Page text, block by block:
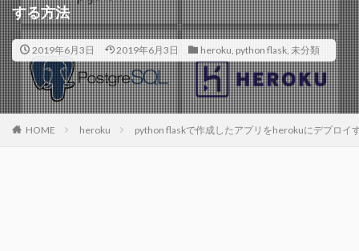
する方法
2019年6月3日 2019年6月3日 heroku, python flask, 未分類
HOME heroku python flaskで作成したアプリをherokuにデプロイ